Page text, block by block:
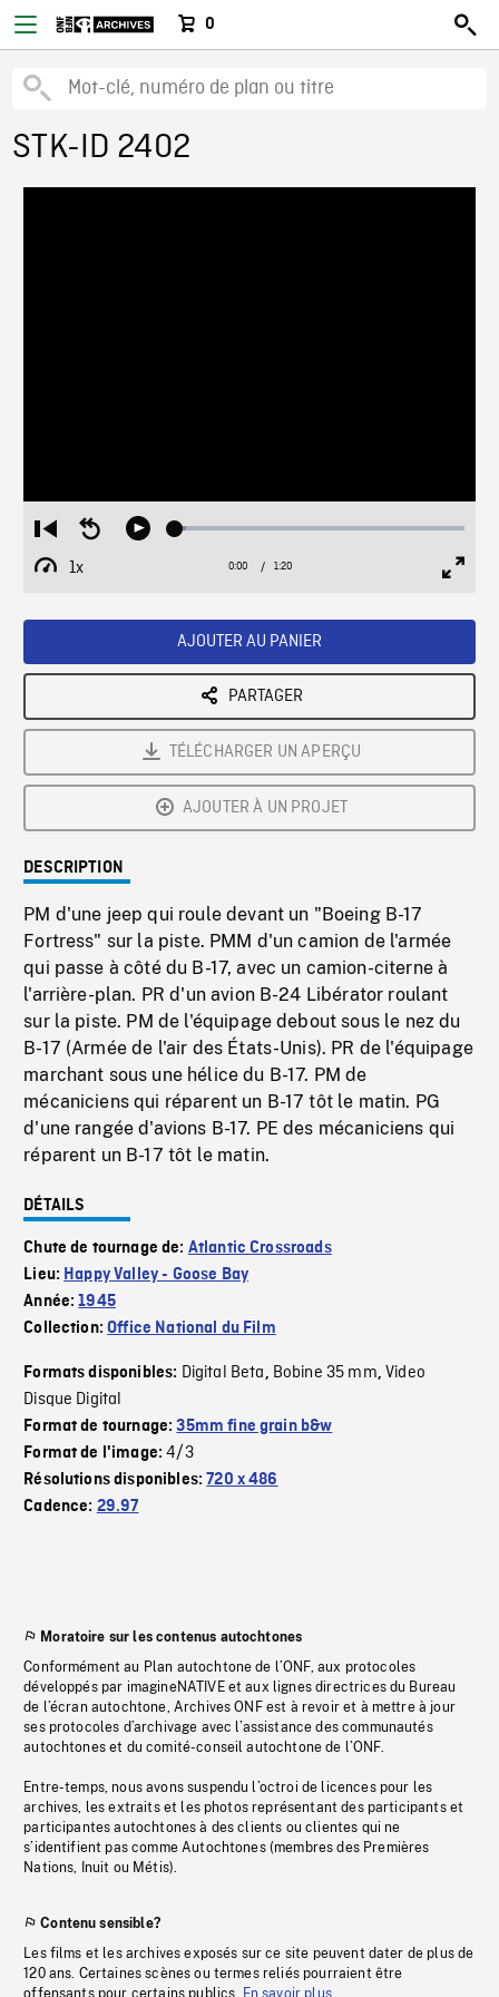
0
STK-ID 2402
Restart
from
beginning
Seek
Play Loaded:
1x
Playback
Current
0:00 / Duration
1:20
AJOUTER AU PANIER
PARTAGER
TÉLÉCHARGER UN APERÇU
AJOUTER À UN PROJET
DESCRIPTION
PM d'une jeep qui roule devant un "Boeing B-17
Fortress" sur la piste. PMM d'un camion de l'armée
qui passe à côté du B-17, avec un camion-citerne à
l'arrière-plan. PR d'un avion B-24 Libérator roulant
sur la piste. PM de l'équipage debout sous le nez du
B-17 (Armée de l'air des États-Unis). PR de l'équipage
marchant sous une hélice du B-17. PM de
mécaniciens qui réparent un B-17 tôt le matin. PG
d'une rangée d'avions B-17. PE des mécaniciens qui
réparent un B-17 tôt le matin.
DÉTAILS
Chute de tournage de: Atlantic Crossroads
Lieu: Happy Valley - Goose Bay
Année:1945
Collection:Office National du Film
Formats disponibles: Digital Beta, Bobine 35 mm,Video
Disque Digital
Format de tournage:35mm fine grain b&w
Format de l'image:4/3
Résolutions disponibles:720 x 486
Cadence: 29.97
Moratoire sur les contenus autochtones
Conformément au Plan autochtone de l’ONF, aux protocoles
développés par imagineNATIVE et aux lignes directrices du Bureau
de l’écran autochtone, Archives ONF est à revoir et à mettre à jour
ses protocoles d’archivage avec l’assistance des communautés
autochtones et du comité-conseil autochtone de l’ONF.
Entre-temps, nous avons suspendu l’octroi de licences pour les
archives, les extraits et les photos représentant des participants et
participantes autochtones à des clients ou clientes qui ne
s’identifient pas comme Autochtones (membres des Premières
Nations, Inuit ou Métis).
Contenu sensible?
Les films et les archives exposés sur ce site peuvent dater de plus de
120 ans. Certaines scènes ou termes reliés pourraient être
offensants pour certains publics.
En savoir plus